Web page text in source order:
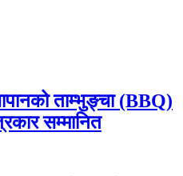
ताम्भुङ्चा (BBQ)
सम्मानित